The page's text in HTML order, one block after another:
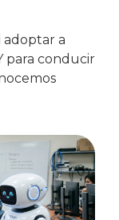
adoptar a
para conducir